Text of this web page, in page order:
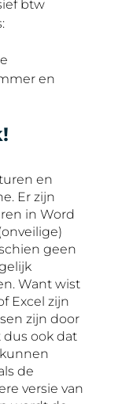
btw
en
en
Er zijn
in Word
geen
Want wist
Excel zijn
zijn door
ook dat
de
versie van